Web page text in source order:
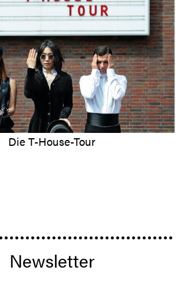
Die T-House-Tour
Newsletter